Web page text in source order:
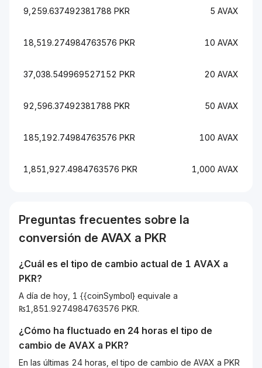
9,259.637492381788 PKR 5 AVAX
18,519.274984763576 PKR 10 AVAX
37,038.549969527152 PKR 20 AVAX
92,596.37492381788 PKR 50 AVAX
185,192.74984763576 PKR 100 AVAX
1,851,927.4984763576 PKR 1,000 AVAX
Preguntas frecuentes sobre la
conversión de AVAX a PKR
¿Cuál es el tipo de cambio actual de 1 AVAX a
PKR?
A día de hoy, 1 {{coinSymbol} equivale a
₨1,851.9274984763576 PKR.
¿Cómo ha fluctuado en 24 horas el tipo de
cambio de AVAX a PKR?
En las últimas 24 horas, el tipo de cambio de AVAX a PKR